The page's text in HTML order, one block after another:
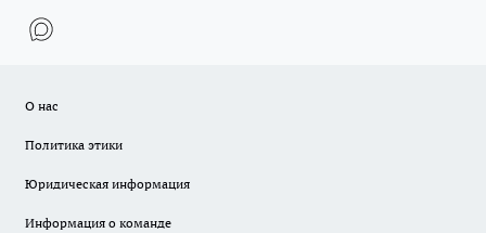
О нас
Политика этики
Юридическая информация
Информация о команде